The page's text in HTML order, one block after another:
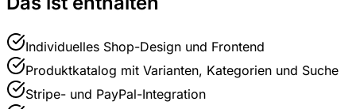
Individuelles Shop-Design und Frontend
Produktkatalog mit Varianten, Kategorien und Suche
Stripe- und PayPal-Integration